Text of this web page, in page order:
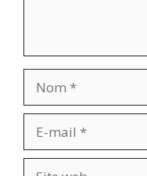
mail